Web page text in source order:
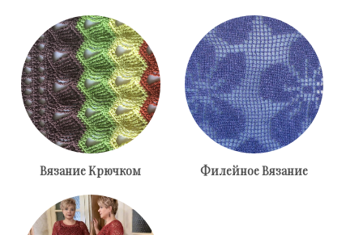
Вязание Крючком Филейное Вязание